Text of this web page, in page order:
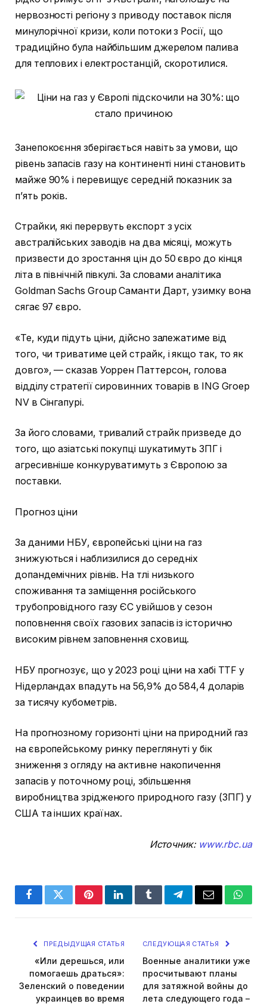
нервозності регіону з приводу поставок після
минулорічної кризи, коли потоки з Росії, що
традиційно була найбільшим джерелом палива
для теплових і електростанцій, скоротилися.
Занепокоєння зберігається навіть за умови, що
рівень запасів газу на континенті нині становить
майже 90% і перевищує середній показник за
п’ять років.
Страйки, які перервуть експорт з усіх
австралійських заводів на два місяці, можуть
призвести до зростання цін до 50 євро до кінця
літа в північній півкулі. За словами аналітика
Goldman Sachs Group Саманти Дарт, узимку вона
сягає 97 євро.
«Те, куди підуть ціни, дійсно залежатиме від
того, чи триватиме цей страйк, і якщо так, то як
довго», — сказав Уоррен Паттерсон, голова
відділу стратегії сировинних товарів в ING Groep
NV в Сінгапурі.
За його словами, тривалий страйк призведе до
того, що азіатські покупці шукатимуть ЗПГ і
агресивніше конкуруватимуть з Європою за
поставки.
Прогноз ціни
За даними НБУ, європейські ціни на газ
знижуються і наблизилися до середніх
допандемічних рівнів. На тлі низького
споживання та заміщення російського
трубопровідного газу ЄС увійшов у сезон
поповнення своїх газових запасів із історично
високим рівнем заповнення сховищ.
НБУ прогнозує, що у 2023 році ціни на хабі TTF у
Нідерландах впадуть на 56,9% до 584,4 доларів
за тисячу кубометрів.
На прогнозному горизонті ціни на природний газ
на європейському ринку переглянуті у бік
зниження з огляду на активне накопичення
запасів у поточному році, збільшення
виробництва зрідженого природного газу (ЗПГ) у
США та інших країнах.
Источник: www.rbc.ua
FacebookTwitterPinterestLinkedInTumblrTelegramEmail
ПРЕДЫДУЩАЯ СТАТЬЯ
«Или дерешься, или
помогаешь драться»:
Зеленский о поведении
украинцев во время
СЛЕДУЮЩАЯ СТАТЬЯ
Военные аналитики уже
просчитывают планы
для затяжной войны до
лета следующего года –